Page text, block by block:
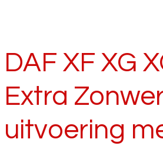
DAF XF XG
Extra
uitvoering